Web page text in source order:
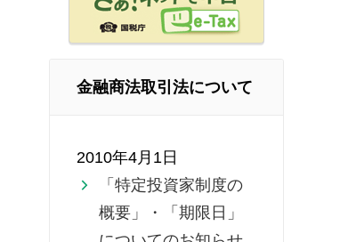
金融商法取引法について
2010年4月1日
「特定投資家制度の
概要」・「期限日」